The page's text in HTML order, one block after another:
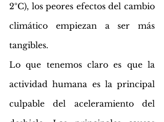
2ºC), los peores efectos del cambio
climático empiezan a ser más
tangibles.
Lo que tenemos claro es que la
actividad humana es la principal
culpable del aceleramiento del